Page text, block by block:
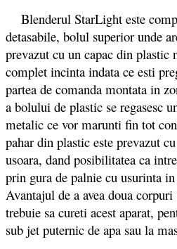
Blenderul StarLight este
detasabile, bolul superior unde
prevazut cu un capac din plastic
complet incinta indata ce esti
partea de comanda montata in
a bolului de plastic se regasesc
metalic ce vor marunti fin tot
pahar din plastic este prevazut
usoara, dand posibilitatea ca
prin gura de palnie cu usurinta
Avantajul de a avea doua
trebuie sa cureti acest aparat,
sub jet puternic de apa sau la